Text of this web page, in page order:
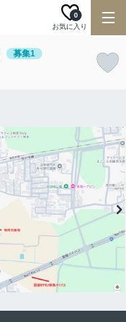
お気に入り
0
募集1